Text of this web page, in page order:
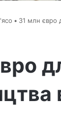
• 31 млн євро